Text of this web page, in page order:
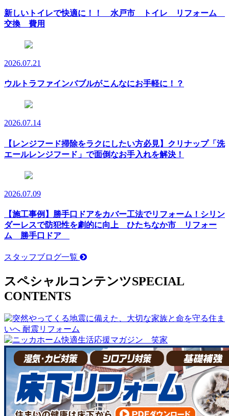
新しいトイレで快適に！！ 水戸市 トイレ リフォーム
交換 費用
2026.07.21
ウルトラファインバブルがこんなにお手軽に！？
2026.07.14
【レンジフード掃除をラクにしたい方必見】クリナップ「洗
エールレンジフード」で面倒なお手入れを解決！
2026.07.09
【施工事例】勝手口ドアをカバー工法でリフォーム！シリン
ダーレスで防犯性を劇的に向上 ひたちなか市 リフォー
ム 勝手口ドア
スタッフブログ一覧
スペシャルコンテンツSPECIAL
CONTENTS